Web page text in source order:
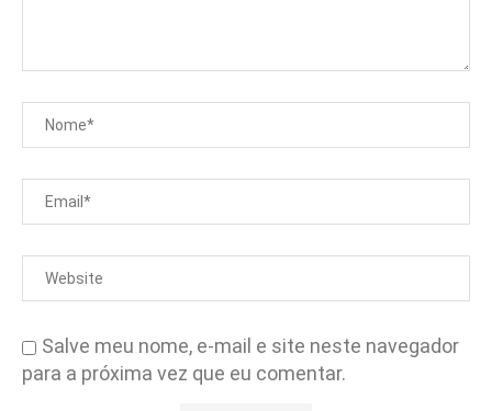
Salve meu nome, e-mail e site neste navegador
para a próxima vez que eu comentar.